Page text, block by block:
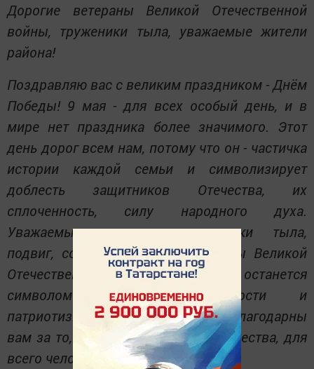
Дорогие ветераны Великой Отечественной
войны, труженики тыла, уважаемые жители
района!
Поздравляю вас с великим праздником - Днём
Победы! 9 мая - для всех особый день, и в
мире нет праздника более значимого. Этот
день дорог всем нам, потому что он - частичка
истории каждой семьи и символизирует
доблесть защитников Отечества, их
сплоченность, силу народного духа.
Уважаемые ветераны, труженики тыла,
подвиг, совершённый вами в годы Великой
Отечественной войны, навсегда останется
символом мужества, стойкости и
патриотизма. Мы безгранично благодарны
вам за то, что вы сделали для Отечества, для
всего человечества.